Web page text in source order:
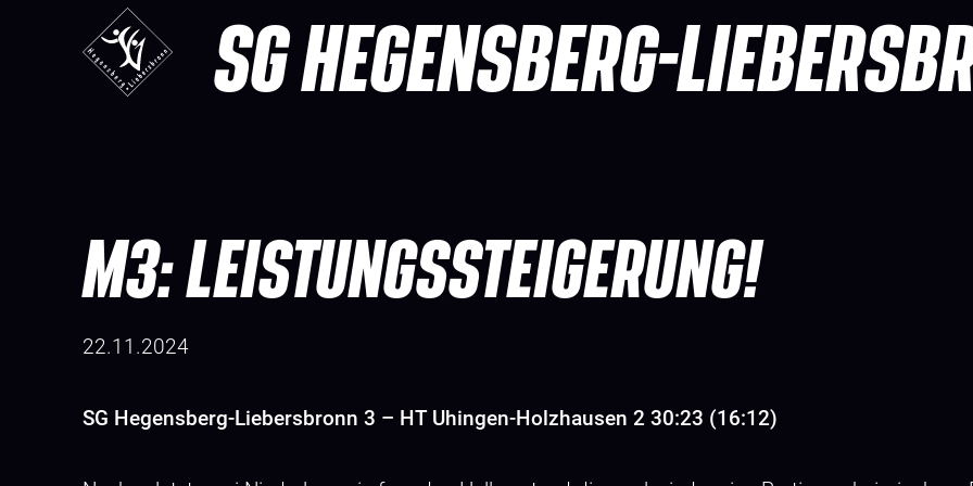
SG HEGENSBERG-
M3: LEISTUNGSSTEIGERUNG!
22.11.2024
SG Hegensberg-Liebersbronn 3 – HT Uhingen-Holzhausen 2 30:23 (16:12)